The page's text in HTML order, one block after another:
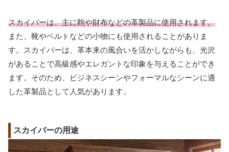
スカイバーは、主に鞄や財布などの革製品に使用されます。
また、靴やベルトなどの小物にも使用されることがありま
す。スカイバーは、革本来の風合いを活かしながらも、光沢
があることで高級感やエレガントな印象を与えることができ
ます。そのため、ビジネスシーンやフォーマルなシーンに適
した革製品として人気があります。
スカイバーの用途